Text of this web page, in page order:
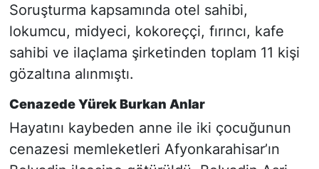
Soruşturma kapsamında otel sahibi,
lokumcu, midyeci, kokoreççi, fırıncı, kafe
sahibi ve ilaçlama şirketinden toplam 11 kişi
gözaltına alınmıştı.
Cenazede Yürek Burkan Anlar
Hayatını kaybeden anne ile iki çocuğunun
cenazesi memleketleri Afyonkarahisar’ın